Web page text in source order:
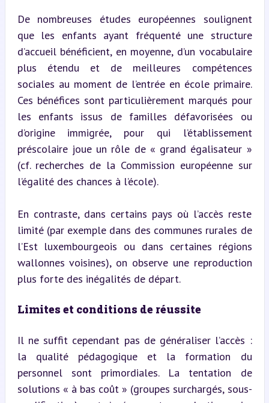
De nombreuses études européennes soulignent
que les enfants ayant fréquenté une structure
d’accueil bénéficient, en moyenne, d’un vocabulaire
plus étendu et de meilleures compétences
sociales au moment de l’entrée en école primaire.
Ces bénéfices sont particulièrement marqués pour
les enfants issus de familles défavorisées ou
d’origine immigrée, pour qui l’établissement
préscolaire joue un rôle de « grand égalisateur »
(cf. recherches de la Commission européenne sur
l’égalité des chances à l’école).
En contraste, dans certains pays où l’accès reste
limité (par exemple dans des communes rurales de
l’Est luxembourgeois ou dans certaines régions
wallonnes voisines), on observe une reproduction
plus forte des inégalités de départ.
Limites et conditions de réussite
Il ne suffit cependant pas de généraliser l’accès :
la qualité pédagogique et la formation du
personnel sont primordiales. La tentation de
solutions « à bas coût » (groupes surchargés, sous-